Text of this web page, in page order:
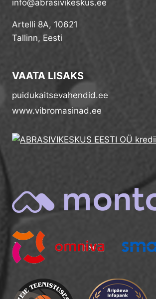
info@abrasivikeskus.ee
Artelli 8A, 10621
Tallinn, Eesti
VAATA LISAKS
puidukaitsevahendid.ee
www.vibromasinad.ee